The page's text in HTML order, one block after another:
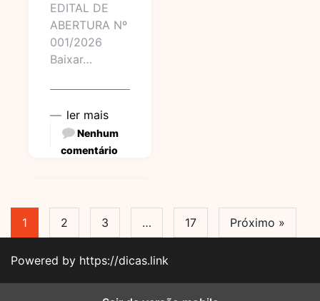
EDITAL DE
ABERTURA Nº
001/2026
Baixar…
ler mais
Nenhum
comentário
1 2 3 … 17 Próximo »
Powered by https://dicas.link